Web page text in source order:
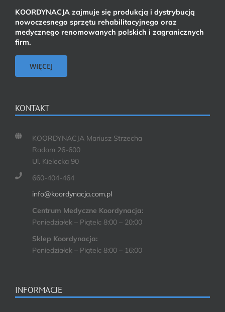
KOORDYNACJA zajmuje się produkcją i dystrybucją
nowoczesnego sprzętu rehabilitacyjnego oraz
medycznego renomowanych polskich i zagranicznych
firm.
WIĘCEJ
KONTAKT
KOORDYNACJA Mariusz Strzecha
Radom 26-600
Ul. Kielecka 90
660-404-464
info@koordynacja.com.pl
Centrum Medyczne Koordynacja:
Poniedziałek – Piątek: 8:00 – 20:00
Sklep Koordynacja:
Poniedziałek – Piątek: 8:00 – 16:00
INFORMACJE